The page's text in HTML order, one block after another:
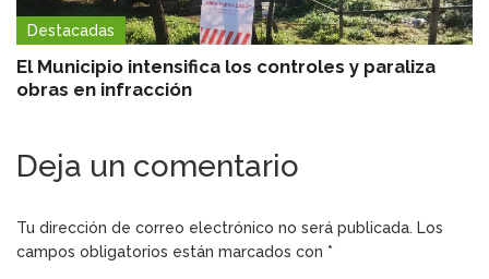
Destacadas
El Municipio intensifica los controles y paraliza
obras en infracción
Deja un comentario
Tu dirección de correo electrónico no será publicada. Los
campos obligatorios están marcados con *